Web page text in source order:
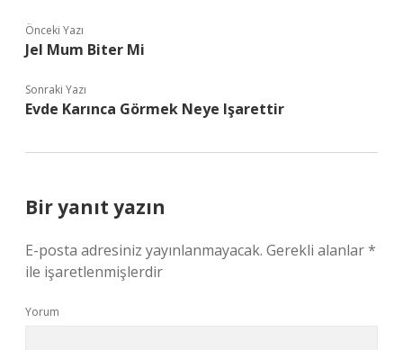
Önceki Yazı
Jel Mum Biter Mi
Sonraki Yazı
Evde Karınca Görmek Neye Işarettir
Bir yanıt yazın
E-posta adresiniz yayınlanmayacak. Gerekli alanlar*
ile işaretlenmişlerdir
Yorum